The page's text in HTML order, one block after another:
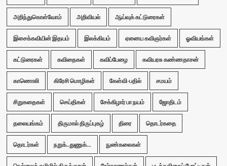
அறிந்துகொள்வோம் அறிவியல் ஆய்வுக் கட்டுரைகள்
இசைக்கவியின் இதயம் இலக்கியம் ஏனைய கவிஞர்கள் ஓவியங்கள்
கட்டுரைகள் கவிதைகள் கவிப்பேழை கவியரசு கண்ணதாசன்
காணொலி கிரேசி மொழிகள் கேள்வி-பதில் சமயம்
சிறுகதைகள் செய்திகள் சேக்கிழார் பா நயம் ஜோதிடம்
தலையங்கம் திருமால் திருப்புகழ் திரை தொடர்கதை
தொடர்கள் நறுக்..துணுக்... நுண்கலைகள்